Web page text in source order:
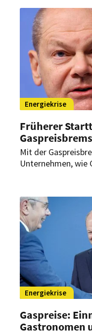
aber auch kleine
entlasten. Somit
Betriebe davon
Energiekrise
Früherer
Mit der
Unternehmen, wie
kleinere Firmen
darauf hoffen,
kommt.
Energiekrise
Gaspreise:
Gastronomen